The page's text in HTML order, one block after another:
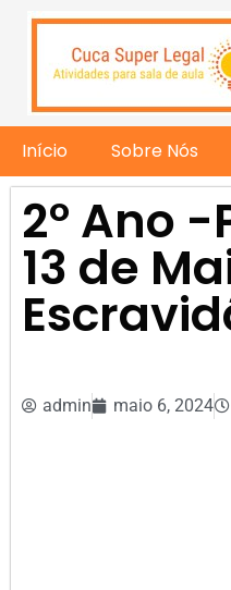
Início Sobre Nós
2º Ano
13 de
admin maio 6, 2024